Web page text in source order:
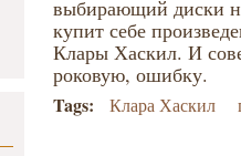
выбирающий диски
купит себе
Клары Хаскил. И
роковую, ошибку.
Tags: Клара Хаскил